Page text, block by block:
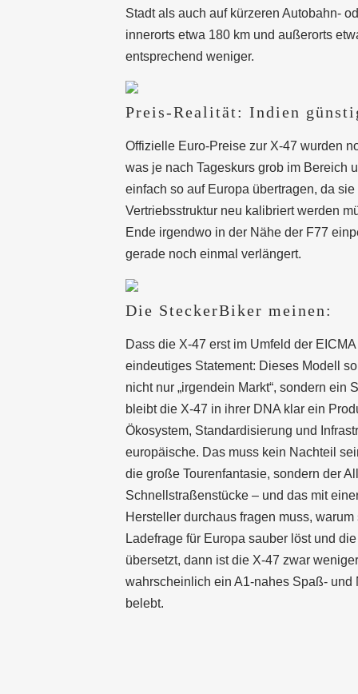
Stadt als auch auf kürzeren Autobahn-
innerorts etwa 180 km und außerorts
entsprechend weniger.
Preis-Realität: Indien
Offizielle Euro-Preise zur X-47 wurden
was je nach Tageskurs grob im Bereich
einfach so auf Europa übertragen, da
Vertriebsstruktur neu kalibriert werden
Ende irgendwo in der Nähe der F77
gerade noch einmal verlängert.
Die SteckerBiker meinen:
Dass die X-47 erst im Umfeld der EICMA
eindeutiges Statement: Dieses Modell
nicht nur „irgendein Markt“, sondern
bleibt die X-47 in ihrer DNA klar ein
Ökosystem, Standardisierung und
europäische. Das muss kein Nachteil
die große Tourenfantasie, sondern der
Schnellstraßenstücke – und das mit
Hersteller durchaus fragen muss,
Ladefrage für Europa sauber löst und
übersetzt, dann ist die X-47 zwar
wahrscheinlich ein A1-nahes Spaß-
belebt.